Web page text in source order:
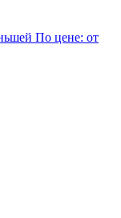
По цене: от